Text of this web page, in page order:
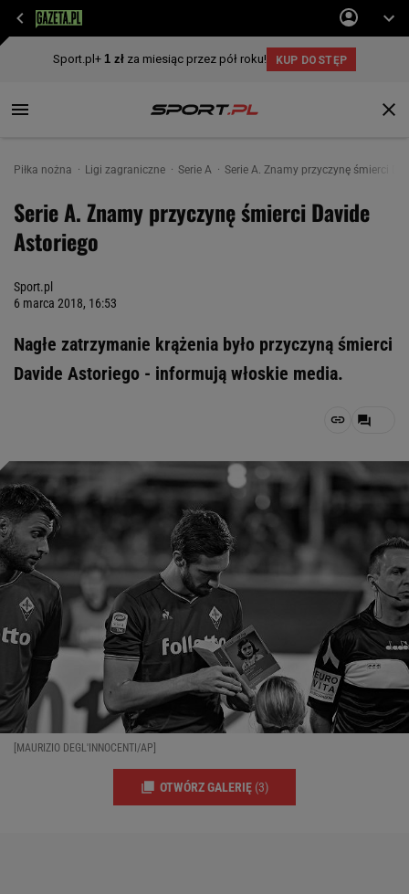
Piłka nożna Ligi zagraniczne Serie A Serie A. Znamy przyczynę śmierci
Serie A. Znamy przyczynę śmierci Davide
Astoriego
Sport.pl
6 marca 2018, 16:53
Nagłe zatrzymanie krążenia było przyczyną śmierci
Davide Astoriego - informują włoskie media.
[MAURIZIO DEGL'INNOCENTI/AP]
OTWÓRZ GALERIĘ (3)